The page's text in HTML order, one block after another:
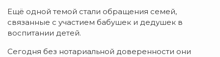
Ещё одной темой стали обращения семей,
связанные с участием бабушек и дедушек в
воспитании детей.
Сегодня без нотариальной доверенности они